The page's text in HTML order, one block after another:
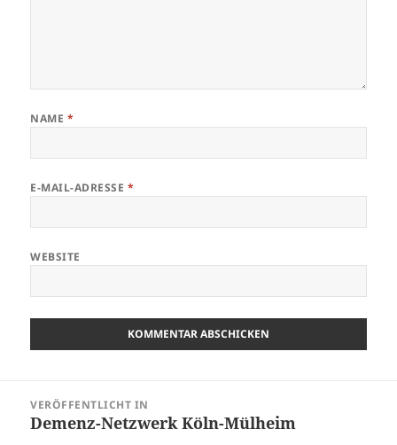
NAME *
E-MAIL-ADRESSE *
WEBSITE
VERÖFFENTLICHT IN
Demenz-Netzwerk Köln-Mülheim